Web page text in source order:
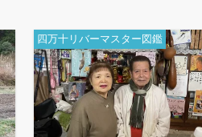
四万十リバーマスター図鑑